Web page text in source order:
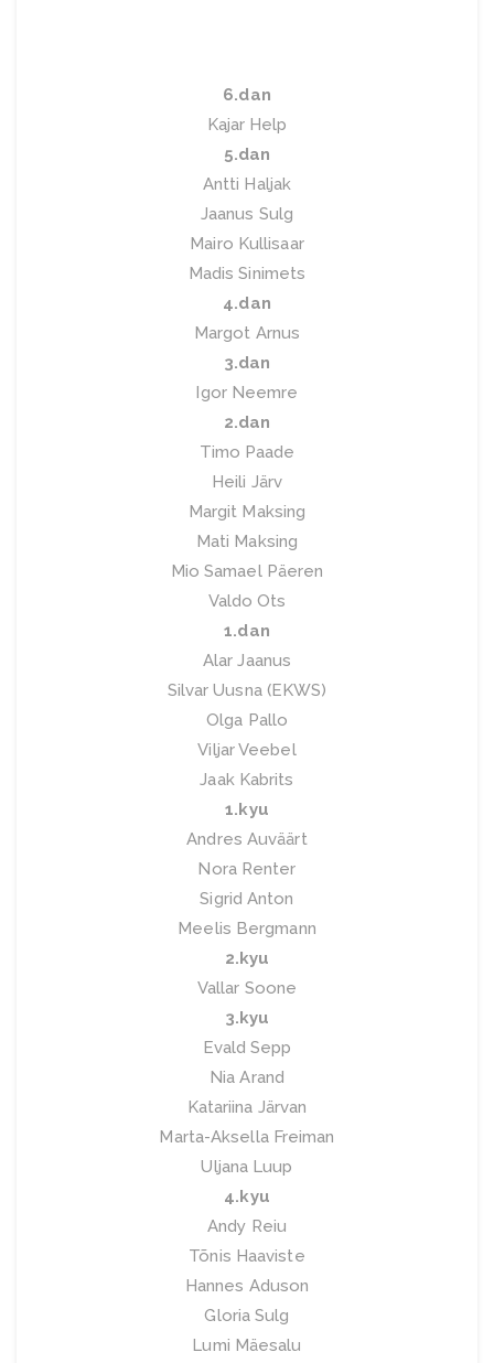
6.dan
Kajar Help
5.dan
Antti Haljak
Jaanus Sulg
Mairo Kullisaar
Madis Sinimets
4.dan
Margot Arnus
3.dan
Igor Neemre
2.dan
Timo Paade
Heili Järv
Margit Maksing
Mati Maksing
Mio Samael Päeren
Valdo Ots
1.dan
Alar Jaanus
Silvar Uusna (EKWS)
Olga Pallo
Viljar Veebel
Jaak Kabrits
1.kyu
Andres Auväärt
Nora Renter
Sigrid Anton
Meelis Bergmann
2.kyu
Vallar Soone
3.kyu
Evald Sepp
Nia Arand
Katariina Järvan
Marta-Aksella Freiman
Uljana Luup
4.kyu
Andy Reiu
Tõnis Haaviste
Hannes Aduson
Gloria Sulg
Lumi Mäesalu